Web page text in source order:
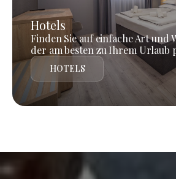
Hotels
Finden Sie auf einfache Art und
der am besten zu Ihrem Urlaub
HOTELS